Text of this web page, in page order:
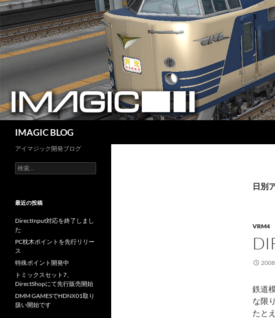
コ
ン
テ
ン
ツ
ッ
プ
IMAGIC BLOG
日別
VRM4
鉄道
な限
たと
アイマジック開発ブログ
検
索:
最近の投稿
DirectInput対応を終了しまし
た
PC枕木ポイントを先行リリー
ス
特殊ポイント開発中
トミックスセット7、
DirectShopにて先行販売開始
DMM GAMESでHDNX01取り
扱い開始です